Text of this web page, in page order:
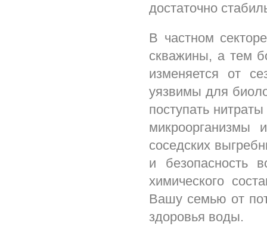
достаточно
В частном
скважины, а тем
изменяется от
уязвимы для
поступать
микроорганизмы
соседских
и безопасность
химического
Вашу семью от
здоровья воды.